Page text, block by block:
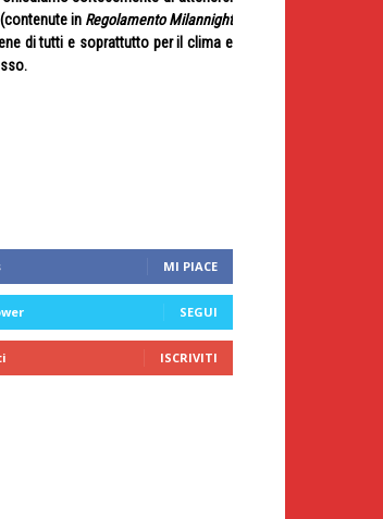
in Regolamento Milannight
di tutti e soprattutto per il clima e
MI PIACE
SEGUI
ISCRIVITI